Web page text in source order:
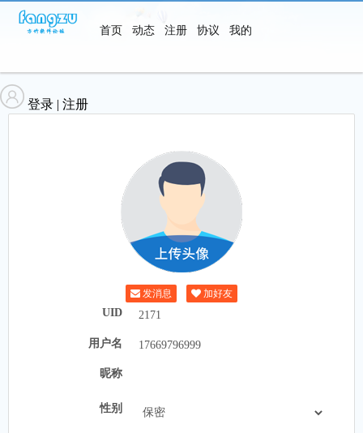
首页 动态 注册 协议 我的
登录 | 注册
发消息 加好友
UID 2171
用户名 17669796999
昵称
性别